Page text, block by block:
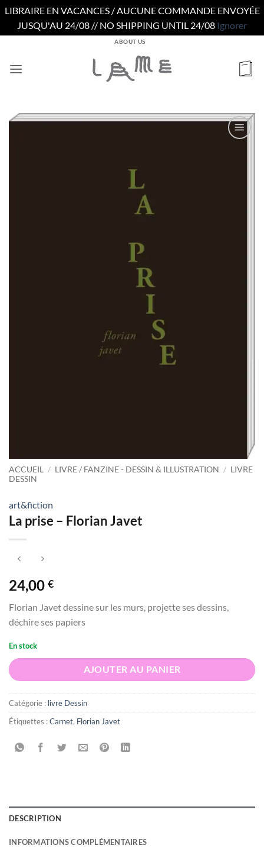
LIBRAIRE EN VACANCES / AUCUNE COMMANDE ENVOYÉE
JUSQU'AU 24/08 // NO SHIPPING UNTIL 24/08 Ignorer
contenu
ABOUT US
ACCUEIL / LIVRE / FANZINE - DESSIN & ILLUSTRATION / LIVRE
DESSIN
art&fiction
La prise – Florian Javet
24,00 €
Florian Javet dessine sur les murs, projette ses dessins,
déchire ses papiers
En stock
AJOUTER AU PANIER
Catégorie : livre Dessin
Étiquettes :Carnet, Florian Javet
DESCRIPTION
INFORMATIONS COMPLÉMENTAIRES